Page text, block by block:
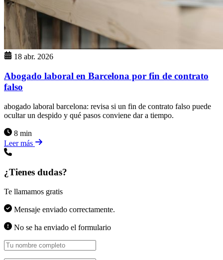
18 abr. 2026
Abogado laboral en Barcelona por fin de contrato
falso
abogado laboral barcelona: revisa si un fin de contrato falso puede
ocultar un despido y qué pasos conviene dar a tiempo.
8 min
Leer más
¿Tienes dudas?
Te llamamos gratis
Mensaje enviado correctamente.
No se ha enviado el formulario